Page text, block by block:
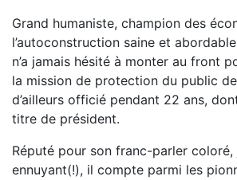
Grand humaniste, champion des
l’autoconstruction saine et
n’a jamais hésité à monter au front
la mission de protection du public de
d’ailleurs officié pendant 22 ans,
titre de président.
Réputé pour son franc-parler coloré,
ennuyant(!), il compte parmi les